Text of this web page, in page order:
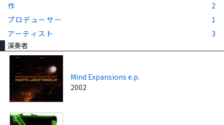
作
2
プロデューサー
1
アーティスト
3
演奏者
Mind Expansions e.p.
2002